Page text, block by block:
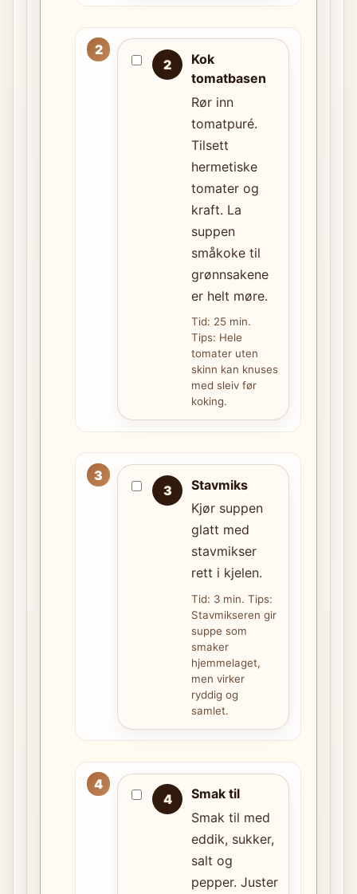
2
Kok
tomatbasen
Rør inn
tomatpuré.
Tilsett
hermetiske
tomater og
kraft. La
suppen
småkoke til
grønnsakene
er helt møre.
Tid: 25 min.
Tips: Hele
tomater uten
skinn kan knuses
med sleiv før
koking.
3
Stavmiks
Kjør suppen
glatt med
stavmikser
rett i kjelen.
Tid: 3 min. Tips:
Stavmikseren gir
suppe som
smaker
hjemmelaget,
men virker
ryddig og
samlet.
4
Smak til
Smak til med
eddik, sukker,
salt og
pepper. Juster